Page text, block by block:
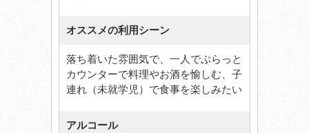
オススメの利用シーン
落ち着いた雰囲気で、一人でぷらっと
カウンターで料理やお酒を愉しむ、子
連れ（未就学児）で食事を楽しみたい
アルコール